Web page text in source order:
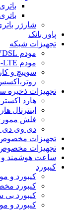
شارژر
پاور بانک
تجهیزات شبکه
مودم ADSL-VDSLو فیبر نوری
مودم TD-Lte,4G-LTE
سوییچ و
تجهیزات ذخیره
هارد
اینترنال
فلش
دی وی دی
تجهیزات
تجهیزات
ساعت هوشمند و
کیبورد
کیبورد و
کیبورد
کیبورد بی
کیبورد و